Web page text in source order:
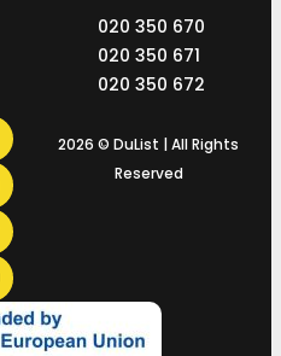
020 350 670
020 350 671
020 350 672
2026 © DuList | All Rights
Reserved